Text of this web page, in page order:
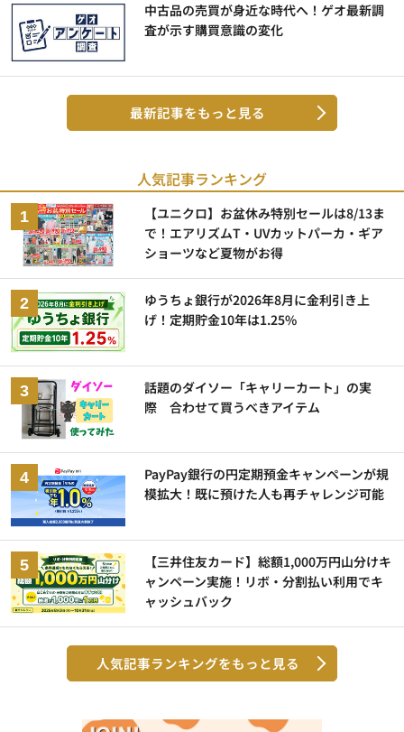
中古品の売買が身近な時代へ！ゲオ最新調
査が示す購買意識の変化
最新記事をもっと見る
人気記事ランキング
【ユニクロ】お盆休み特別セールは8/13ま
で！エアリズムT・UVカットパーカ・ギア
ショーツなど夏物がお得
ゆうちょ銀行が2026年8月に金利引き上
げ！定期貯金10年は1.25%
話題のダイソー「キャリーカート」の実
際 合わせて買うべきアイテム
PayPay銀行の円定期預金キャンペーンが規
模拡大！既に預けた人も再チャレンジ可能
【三井住友カード】総額1,000万円山分けキ
ャンペーン実施！リボ・分割払い利用でキ
ャッシュバック
人気記事ランキングをもっと見る